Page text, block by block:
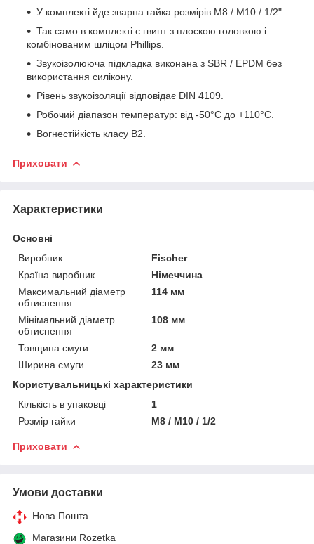
У комплекті йде зварна гайка розмірів M8 / M10 / 1/2".
Так само в комплекті є гвинт з плоскою головкою і
комбінованим шліцом Phillips.
Звукоізолююча підкладка виконана з SBR / EPDM без
використання силікону.
Рівень звукоізоляції відповідає DIN 4109.
Робочий діапазон температур: від -50°C до +110°C.
Вогнестійкість класу B2.
Приховати
Характеристики
Основні
Виробник
Fischer
Країна виробник
Німеччина
Максимальний діаметр
обтиснення
114 мм
Мінімальний діаметр
обтиснення
108 мм
Товщина смуги
2 мм
Ширина смуги
23 мм
Користувальницькі характеристики
Кількість в упаковці
1
Розмір гайки
М8 / М10 / 1/2
Приховати
Умови доставки
Нова Пошта
Магазини Rozetka